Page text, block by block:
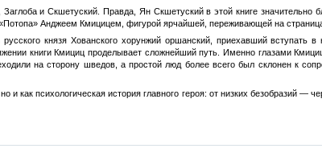
и Скшетуский. Правда, Ян Скшетуский в этой книге значительно
Анджеем Кмицицем, фигурой ярчайшей, переживающей на
князя Хованского хорунжий оршанский, приехавший вступать
книги Кмициц проделывает сложнейший путь. Именно глазами
на сторону шведов, а простой люд более всего был склонен к
и как психологическая история главного героя: от низких безобразий